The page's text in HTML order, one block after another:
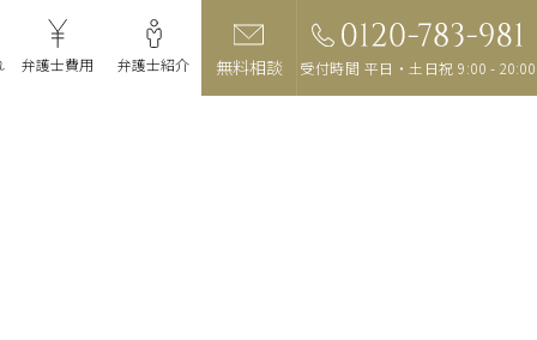
弁護士費用 弁護士紹介 事務所紹介
無料相談 受付時間 平日・土日祝 9:00 - 20:00